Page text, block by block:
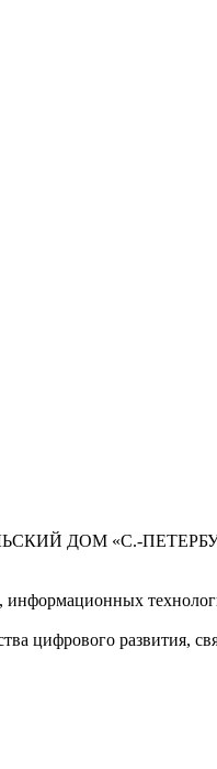
ДОМ «С.-
цифрового развития,